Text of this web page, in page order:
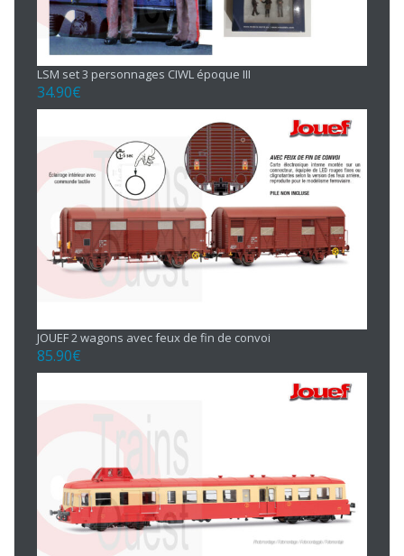
LSM set 3 personnages CIWL époque III
34.90€
JOUEF 2 wagons avec feux de fin de convoi
85.90€